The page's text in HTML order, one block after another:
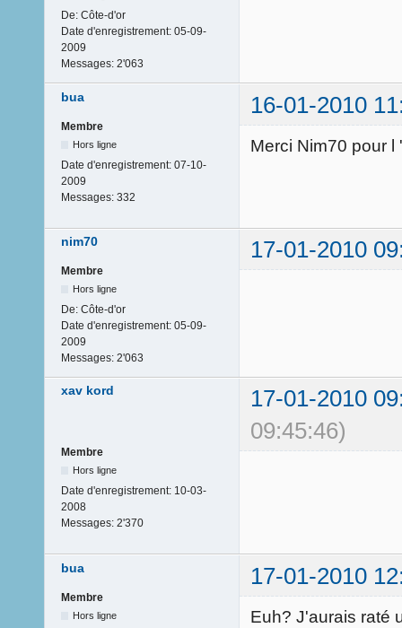
De: Côte-d'or
Date d'enregistrement: 05-09-
2009
Messages: 2'063
bua 16-01-2010
Membre
Hors ligne
Date d'enregistrement: 07-10-
2009
Messages: 332
Merci Nim70 pour
nim70 17-01-2010
Membre
Hors ligne
De: Côte-d'or
Date d'enregistrement: 05-09-
2009
Messages: 2'063
xav kord
17-01-2010
09:45:46)
Membre
Hors ligne
Date d'enregistrement: 10-03-
2008
Messages: 2'370
bua 17-01-2010
Membre
Hors ligne
Euh? J'aurais raté